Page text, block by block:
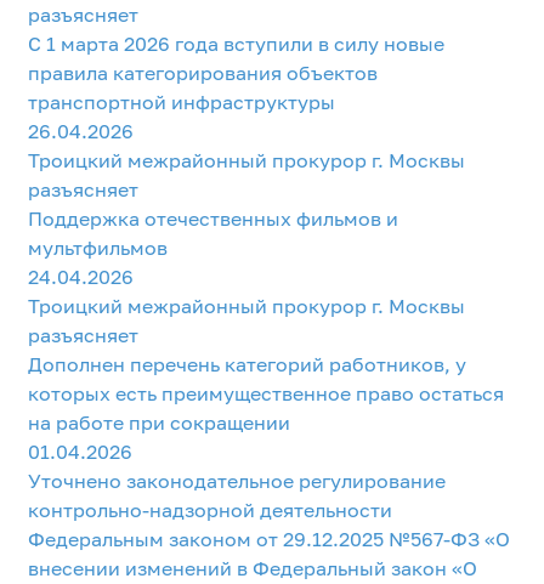
разъясняет
С 1 марта 2026 года вступили в силу новые
правила категорирования объектов
транспортной инфраструктуры
26.04.2026
Троицкий межрайонный прокурор г. Москвы
разъясняет
Поддержка отечественных фильмов и
мультфильмов
24.04.2026
Троицкий межрайонный прокурор г. Москвы
разъясняет
Дополнен перечень категорий работников, у
которых есть преимущественное право остаться
на работе при сокращении
01.04.2026
Уточнено законодательное регулирование
контрольно-надзорной деятельности
Федеральным законом от 29.12.2025 №567-ФЗ «О
внесении изменений в Федеральный закон «О